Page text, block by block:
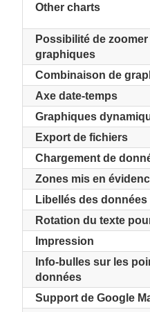
Other charts
Possibilité de
graphiques
Combinaison de
Axe date-temps
Graphiques
Export de fichiers
Chargement de
Zones mis en
Libellés des données
Rotation du texte
Impression
Info-bulles sur les
données
Support de Google